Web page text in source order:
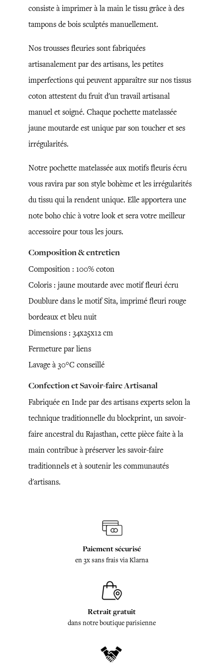
consiste à imprimer à la main le tissu grâce à des
tampons de bois sculptés manuellement.
Nos trousses fleuries sont fabriquées
artisanalement par des artisans, les petites
imperfections qui peuvent apparaître sur nos tissus
coton attestent du fruit d'un travail artisanal
manuel et soigné. Chaque pochette matelassée
jaune moutarde est unique par son toucher et ses
irrégularités.
Notre pochette matelassée aux motifs fleuris écru
vous ravira par son style bohème et les irrégularités
du tissu qui la rendent unique. Elle apportera une
note boho chic à votre look et sera votre meilleur
accessoire pour tous les jours.
Composition & entretien
Composition : 100% coton
Coloris : jaune moutarde avec motif fleuri écru
Doublure dans le motif Sita, imprimé fleuri rouge
bordeaux et bleu nuit
Dimensions : 34x25x12 cm
Fermeture par liens
Lavage à 30°C conseillé
Confection et Savoir-faire Artisanal
Fabriquée en Inde par des artisans experts selon la
technique traditionnelle du blockprint, un savoir-
faire ancestral du Rajasthan, cette pièce faite à la
main contribue à préserver les savoir-faire
traditionnels et à soutenir les communautés
d'artisans.
Paiement sécurisé
en 3x sans frais via Klarna
Retrait gratuit
dans notre boutique parisienne